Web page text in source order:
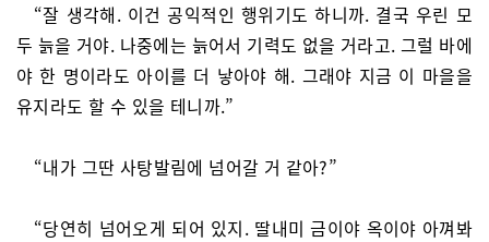
“잘 생각해. 이건 공익적인 행위기도 하니까. 결국 우린 모
두 늙을 거야. 나중에는 늙어서 기력도 없을 거라고. 그럴 바에
야 한 명이라도 아이를 더 낳아야 해. 그래야 지금 이 마을을
유지라도 할 수 있을 테니까.”
“내가 그딴 사탕발림에 넘어갈 거 같아?”
“당연히 넘어오게 되어 있지. 딸내미 금이야 옥이야 아껴봐